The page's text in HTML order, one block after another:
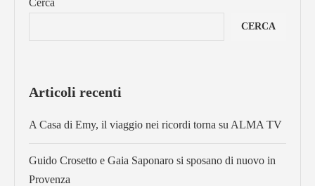
Cerca
CERCA
Articoli recenti
A Casa di Emy, il viaggio nei ricordi torna su ALMA TV
Guido Crosetto e Gaia Saponaro si sposano di nuovo in
Provenza